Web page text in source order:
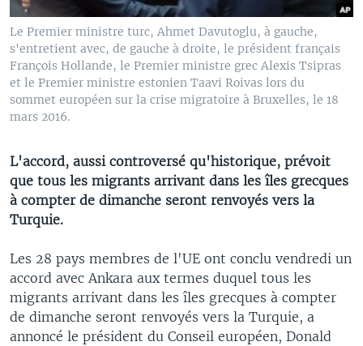
Le Premier ministre turc, Ahmet Davutoglu, à gauche,
s'entretient avec, de gauche à droite, le président français
François Hollande, le Premier ministre grec Alexis Tsipras
et le Premier ministre estonien Taavi Roivas lors du
sommet européen sur la crise migratoire à Bruxelles, le 18
mars 2016.
L'accord, aussi controversé qu'historique, prévoit
que tous les migrants arrivant dans les îles grecques
à compter de dimanche seront renvoyés vers la
Turquie.
Les 28 pays membres de l'UE ont conclu vendredi un
accord avec Ankara aux termes duquel tous les
migrants arrivant dans les îles grecques à compter
de dimanche seront renvoyés vers la Turquie, a
annoncé le président du Conseil européen, Donald